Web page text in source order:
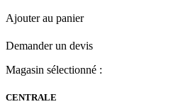
Ajouter au panier
Demander un devis
Magasin sélectionné :
CENTRALE